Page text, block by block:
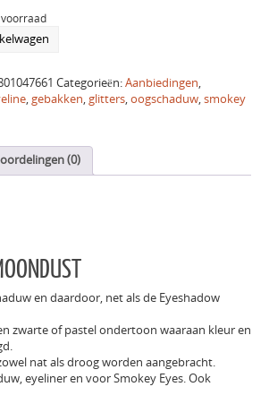
Categorieën:Aanbiedingen,
,gebakken,glitters,oogschaduw,smokey
(0)
en daardoor, net als de Eyeshadow
zwarte of pastel ondertoon waaraan kleur en
nat als droog worden aangebracht.
eyeliner en voor Smokey Eyes. Ook